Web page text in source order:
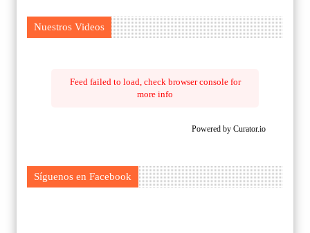
Nuestros Videos
Feed failed to load, check browser console for
more info
Powered by Curator.io
Síguenos en Facebook